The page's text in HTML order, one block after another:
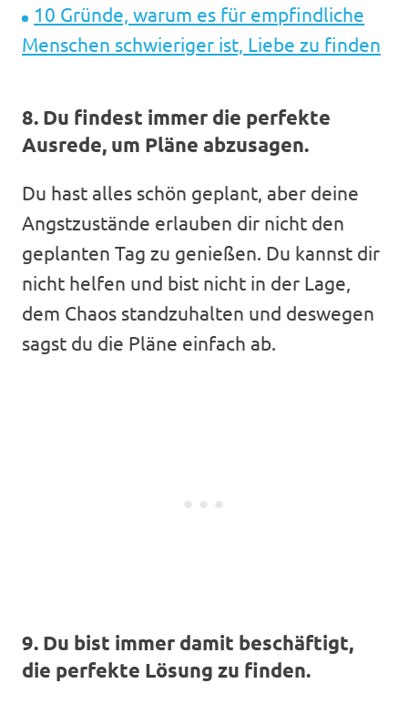
10 Gründe, warum es für empfindliche
Menschen schwieriger ist, Liebe zu finden
8. Du findest immer die perfekte
Ausrede, um Pläne abzusagen.
Du hast alles schön geplant, aber deine
Angstzustände erlauben dir nicht den
geplanten Tag zu genießen. Du kannst dir
nicht helfen und bist nicht in der Lage,
dem Chaos standzuhalten und deswegen
sagst du die Pläne einfach ab.
9. Du bist immer damit beschäftigt,
die perfekte Lösung zu finden.